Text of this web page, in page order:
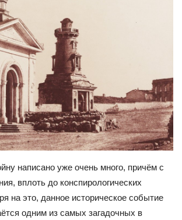
написано уже очень много, причём с
вплоть до конспирологических
на это, данное историческое событие
одним из самых загадочных в